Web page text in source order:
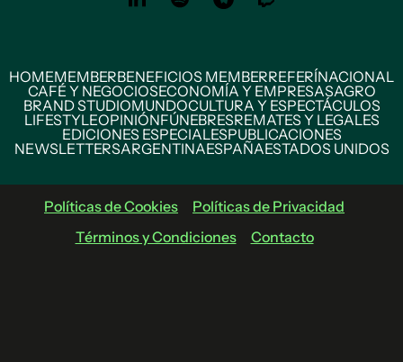
HOMEMEMBERBENEFICIOS MEMBERREFERÍNACIONAL
CAFÉ Y NEGOCIOSECONOMÍA Y EMPRESASAGRO
BRAND STUDIOMUNDOCULTURA Y ESPECTÁCULOS
LIFESTYLEOPINIÓNFÚNEBRESREMATES Y LEGALES
EDICIONES ESPECIALESPUBLICACIONES
NEWSLETTERSARGENTINAESPAÑAESTADOS UNIDOS
Políticas de Cookies
Políticas de Privacidad
Términos y Condiciones
Contacto